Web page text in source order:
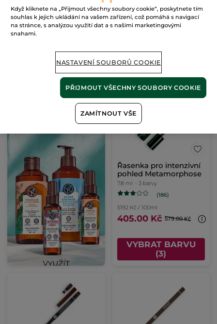
(230)
30900 Kč / 100g
309.00 Kč
VYBRAT BARVU
(2561)
1795 Kč / 1l
PŘIDAT DO
-30%
Řasenka pro intenzivní
pohled Metamorphose
7.8 ml - 3 barvy
(186)
5192 Kč / 100ml
405.00 Kč 579.00 Kč
VYBRAT BARVU
(3)
Když kliknete na „Přijmout všechny soubory cookie“, poskytnete tím
souhlas k jejich ukládání na vašem zařízení, což pomáhá s navigací
na stránce, s analýzou využití dat a s našimi marketingovými
snahami.
NASTAVENÍ SOUBORŮ COOKIE
ZAMÍTNOUT VŠE
PŘIJMOUT VŠECHNY SOUBORY COOKIE